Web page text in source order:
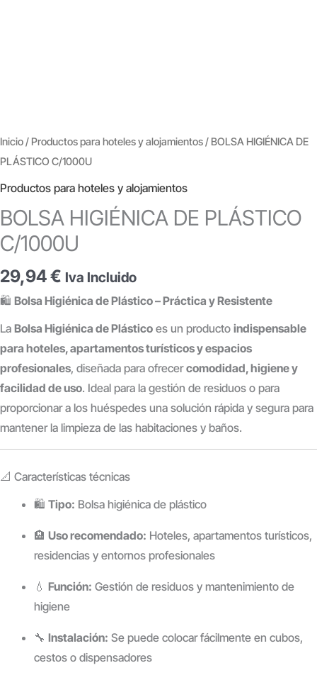
Inicio/ Productos para hoteles y alojamientos/ BOLSA HIGIÉNICA DE
PLÁSTICO C/1000U
Productos para hoteles y alojamientos
BOLSA HIGIÉNICA DE PLÁSTICO
C/1000U
29,94€ Iva Incluido
🛍️ Bolsa Higiénica de Plástico – Práctica y Resistente
La Bolsa Higiénica de Plástico es un producto indispensable
para hoteles, apartamentos turísticos y espacios
profesionales, diseñada para ofrecercomodidad, higiene y
facilidad de uso. Ideal para la gestión de residuos o para
proporcionar a los huéspedes una solución rápida y segura para
mantener la limpieza de las habitaciones y baños.
📐 Características técnicas
🛍️ Tipo: Bolsa higiénica de plástico
🏨 Uso recomendado: Hoteles, apartamentos turísticos,
residencias y entornos profesionales
💧 Función: Gestión de residuos y mantenimiento de
higiene
🔧 Instalación: Se puede colocar fácilmente en cubos,
cestos o dispensadores